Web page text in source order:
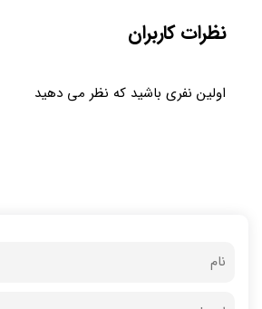
نظرات کاربران
اولین نفری باشید که نظر می دهید